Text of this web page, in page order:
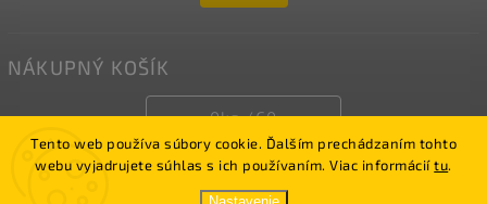
Tento web používa súbory cookie. Ďalším prechádzaním tohto
webu vyjadrujete súhlas s ich používaním. Viac informáciítu.
NÁKUPNÝ KOŠÍK
0ks /€0
LUCERNA. Všetky práva vyhradené.